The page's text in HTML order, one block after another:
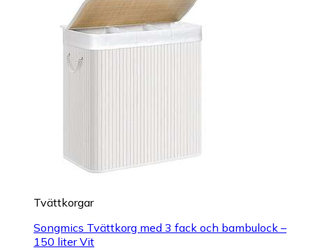
Tvättkorgar
Songmics Tvättkorg med 3 fack och bambulock –
150 liter Vit